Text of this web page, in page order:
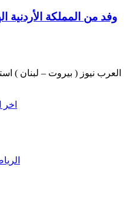
وفد من المملكة الأردنية
العرب نيوز ( بيروت – لبنان )